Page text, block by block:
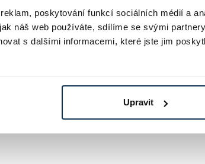
poskytování funkcí sociálních médií a
náš web používáte, sdílíme se svými
s dalšími informacemi, které jste jim
Upravit